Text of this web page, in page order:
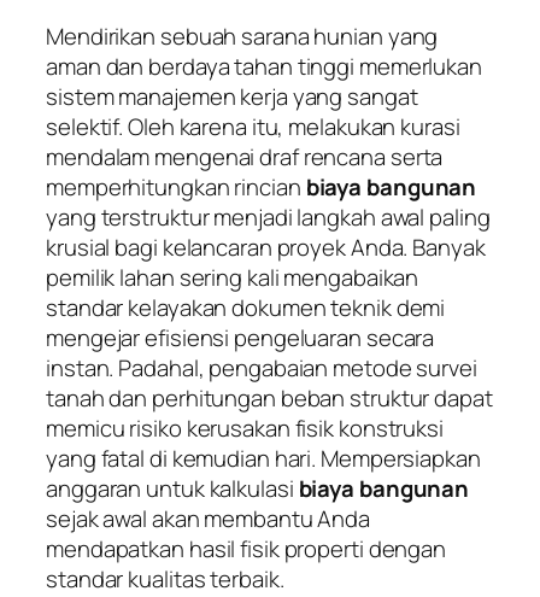
Mendirikan sebuah sarana hunian yang
aman dan berdaya tahan tinggi memerlukan
sistem manajemen kerja yang sangat
selektif. Oleh karena itu, melakukan kurasi
mendalam mengenai draf rencana serta
memperhitungkan rincian biaya bangunan
yang terstruktur menjadi langkah awal paling
krusial bagi kelancaran proyek Anda. Banyak
pemilik lahan sering kali mengabaikan
standar kelayakan dokumen teknik demi
mengejar efisiensi pengeluaran secara
instan. Padahal, pengabaian metode survei
tanah dan perhitungan beban struktur dapat
memicu risiko kerusakan fisik konstruksi
yang fatal di kemudian hari. Mempersiapkan
anggaran untuk kalkulasi biaya bangunan
sejak awal akan membantu Anda
mendapatkan hasil fisik properti dengan
standar kualitas terbaik.